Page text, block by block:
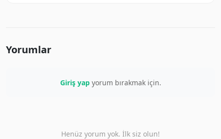
Yorumlar
Giriş yapyorum bırakmak için.
Henüz yorum yok. İlk siz olun!